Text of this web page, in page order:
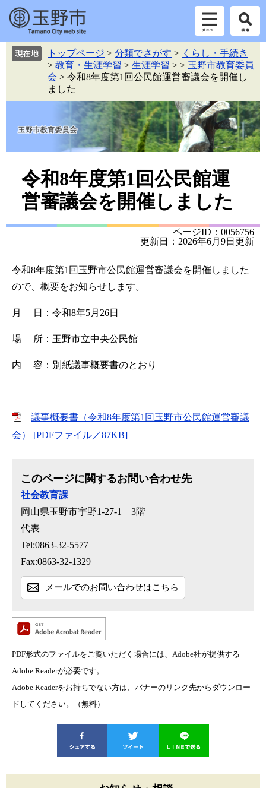
す。
トップページ > 分類でさがす > くらし・手続き
> 教育・生涯学習 > 生涯学習 > > 玉野市教育委員
会 > 令和8年度第1回公民館運営審議会を開催し
ました
令和8年度第1回公民館運
営審議会を開催しました
ページID：0056756
更新日：2026年6月9日更新
令和8年度第1回玉野市公民館運営審議会を開催しました
ので、概要をお知らせします。
月 日：令和8年5月26日
場 所：玉野市立中央公民館
内 容：別紙議事概要書のとおり
議事概要書（令和8年度第1回玉野市公民館運営審議
会） [PDFファイル／87KB]
このページに関するお問い合わせ先
社会教育課
岡山県玉野市宇野1-27-1 3階
代表
Tel:0863-32-5577
Fax:0863-32-1329
メールでのお問い合わせはこちら
PDF形式のファイルをご覧いただく場合には、Adobe社が提供する
Adobe Readerが必要です。
Adobe Readerをお持ちでない方は、バナーのリンク先からダウンロー
ドしてください。（無料）